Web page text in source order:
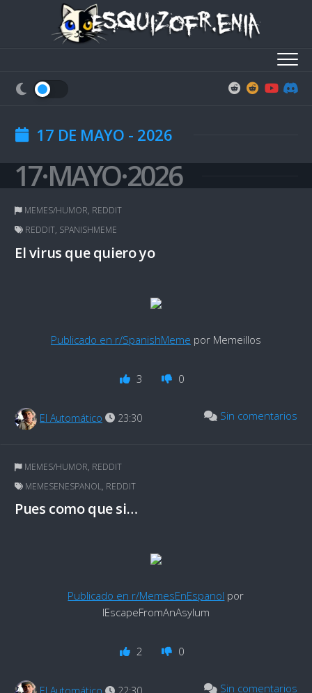
17 DE MAYO - 2026
17·MAYO·2026
MEMES/HUMOR, REDDIT
REDDIT, SPANISHMEME
El virus que quiero yo
Publicado en r/SpanishMeme por Memeillos
3 0
El Automático 23:30 Sin comentarios
MEMES/HUMOR, REDDIT
MEMESENESPANOL, REDDIT
Pues como que si…
Publicado en r/MemesEnEspanol por
IEscapeFromAnAsylum
2 0
Sin comentarios